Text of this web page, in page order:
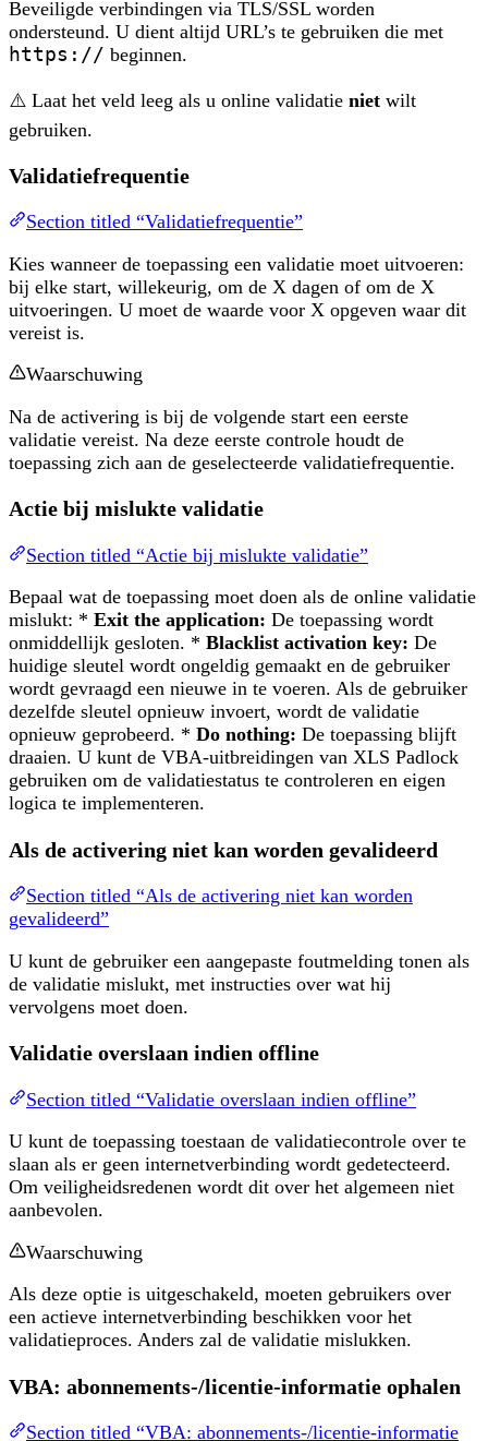
Beveiligde verbindingen via TLS/SSL worden
ondersteund. U dient altijd URL’s te gebruiken die met
https:// beginnen.
⚠️ Laat het veld leeg als u online validatie niet wilt
gebruiken.
Validatiefrequentie
Section titled “Validatiefrequentie”
Kies wanneer de toepassing een validatie moet uitvoeren:
bij elke start, willekeurig, om de X dagen of om de X
uitvoeringen. U moet de waarde voor X opgeven waar dit
vereist is.
Waarschuwing
Na de activering is bij de volgende start een eerste
validatie vereist. Na deze eerste controle houdt de
toepassing zich aan de geselecteerde validatiefrequentie.
Actie bij mislukte validatie
Section titled “Actie bij mislukte validatie”
Bepaal wat de toepassing moet doen als de online validatie
mislukt: * Exit the application: De toepassing wordt
onmiddellijk gesloten. * Blacklist activation key: De
huidige sleutel wordt ongeldig gemaakt en de gebruiker
wordt gevraagd een nieuwe in te voeren. Als de gebruiker
dezelfde sleutel opnieuw invoert, wordt de validatie
opnieuw geprobeerd. * Do nothing: De toepassing blijft
draaien. U kunt de VBA-uitbreidingen van XLS Padlock
gebruiken om de validatiestatus te controleren en eigen
logica te implementeren.
Als de activering niet kan worden gevalideerd
Section titled “Als de activering niet kan worden
gevalideerd”
U kunt de gebruiker een aangepaste foutmelding tonen als
de validatie mislukt, met instructies over wat hij
vervolgens moet doen.
Validatie overslaan indien offline
Section titled “Validatie overslaan indien offline”
U kunt de toepassing toestaan de validatiecontrole over te
slaan als er geen internetverbinding wordt gedetecteerd.
Om veiligheidsredenen wordt dit over het algemeen niet
aanbevolen.
Waarschuwing
Als deze optie is uitgeschakeld, moeten gebruikers over
een actieve internetverbinding beschikken voor het
validatieproces. Anders zal de validatie mislukken.
VBA: abonnements-/licentie-informatie ophalen
Section titled “VBA: abonnements-/licentie-informatie